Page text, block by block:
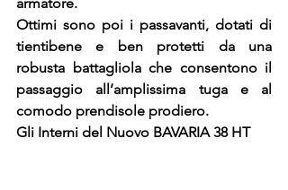
Ottimi sono poi i passavanti, dotati di
tientibene e ben protetti da una
robusta battagliola che consentono il
passaggio all’amplissima tuga e al
comodo prendisole prodiero.
Gli Interni del Nuovo BAVARIA 38 HT